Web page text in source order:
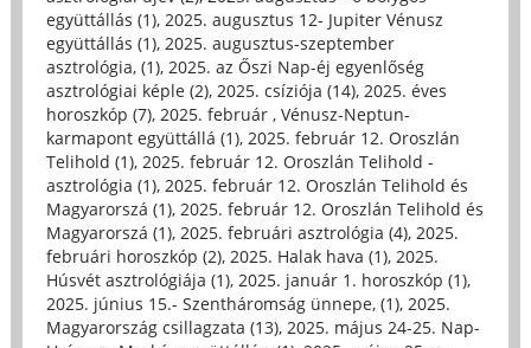
együttállás (1), 2025. augusztus 12- Jupiter Vénusz
együttállás (1), 2025. augusztus-szeptember
asztrológia, (1), 2025. az Őszi Nap-éj egyenlőség
asztrológiai képle (2), 2025. csíziója (14), 2025. éves
horoszkóp (7), 2025. február , Vénusz-Neptun-
karmapont együttállá (1), 2025. február 12. Oroszlán
Telihold (1), 2025. február 12. Oroszlán Telihold -
asztrológia (1), 2025. február 12. Oroszlán Telihold és
Magyarorszá (1), 2025. február 12. Oroszlán Telihold és
Magyarorszá (1), 2025. februári asztrológia (4), 2025.
februári horoszkóp (2), 2025. Halak hava (1), 2025.
Húsvét asztrológiája (1), 2025. január 1. horoszkóp (1),
2025. június 15.- Szentháromság ünnepe, (1), 2025.
Magyarország csillagzata (13), 2025. május 24-25. Nap-